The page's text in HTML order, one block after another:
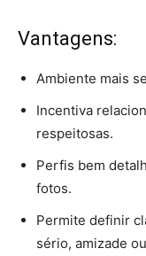
Vantagens:
Ambiente mais
Incentiva
respeitosas.
Perfis bem
fotos.
Permite definir
sério, amizade